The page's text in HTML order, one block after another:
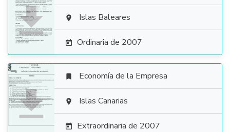
  Islas Baleares
 Ordinaria de 2007

 Economía de la Empresa
 Islas Canarias
 Extraordinaria de 2007